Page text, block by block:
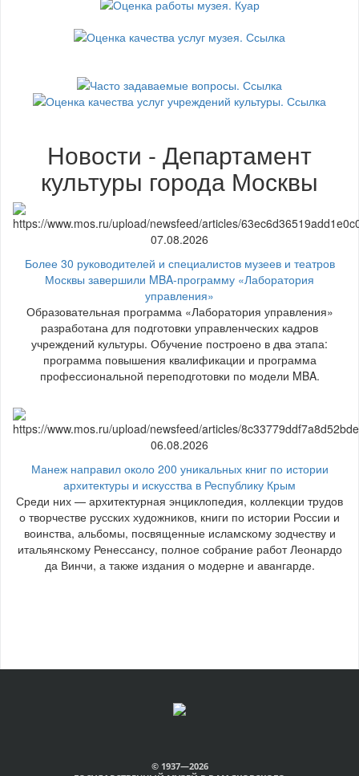
Новости - Департамент
культуры города Москвы
07.08.2026
Более 30 руководителей и специалистов музеев и театров
Москвы завершили MBA-программу «Лаборатория
управления»
Образовательная программа «Лаборатория управления»
разработана для подготовки управленческих кадров
учреждений культуры. Обучение построено в два этапа:
программа повышения квалификации и программа
профессиональной переподготовки по модели MBA.
06.08.2026
Манеж направил около 200 уникальных книг по истории
архитектуры и искусства в Республику Крым
Среди них — архитектурная энциклопедия, коллекции трудов
о творчестве русских художников, книги по истории России и
воинства, альбомы, посвященные исламскому зодчеству и
итальянскому Ренессансу, полное собрание работ Леонардо
да Винчи, а также издания о модерне и авангарде.
© 1937—2026